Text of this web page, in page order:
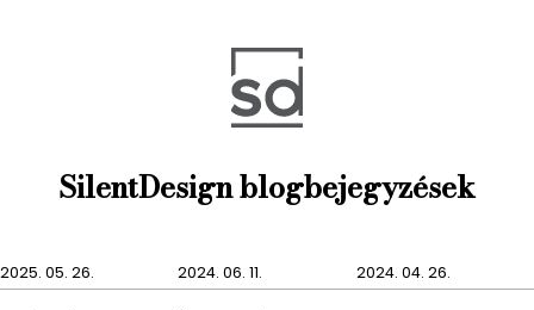
SilentDesign blogbejegyzések
2025. 05. 26. 2024. 06. 11. 2024. 04. 26.